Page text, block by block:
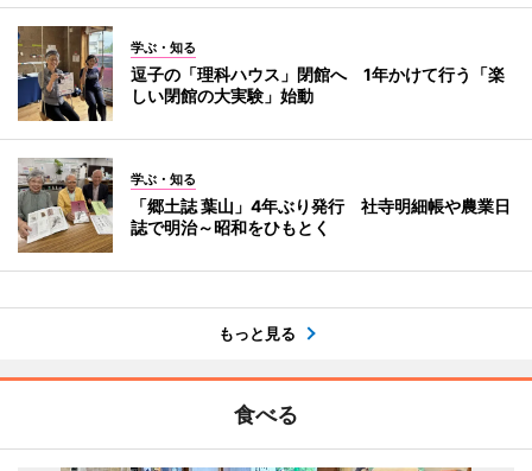
学ぶ・知る
逗子の「理科ハウス」閉館へ 1年かけて行う「楽
しい閉館の大実験」始動
学ぶ・知る
「郷土誌 葉山」4年ぶり発行 社寺明細帳や農業日
誌で明治～昭和をひもとく
もっと見る
食べる